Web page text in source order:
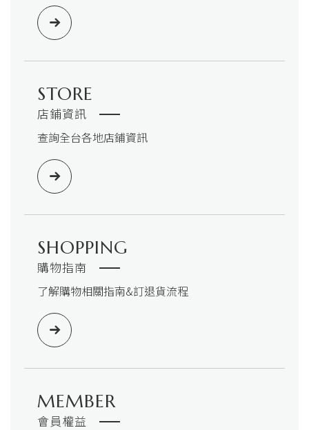
STORE
店鋪資訊
查詢全台各地店鋪資訊
SHOPPING
購物指南
了解購物相關指南&訂退貨流程
MEMBER
會員權益